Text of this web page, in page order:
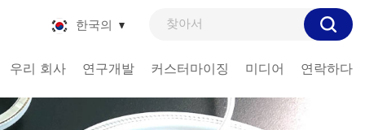
한국의
우리 회사 연구개발 커스터마이징 미디어 연락하다